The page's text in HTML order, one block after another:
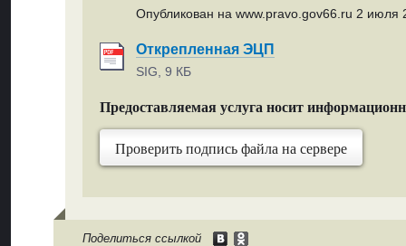
Опубликован на www.pravo.gov66.ru 2 июля
Открепленная ЭЦП
SIG, 9 КБ
Предоставляемая услуга носит
Проверить подпись файла на сервере
Поделиться ссылкой